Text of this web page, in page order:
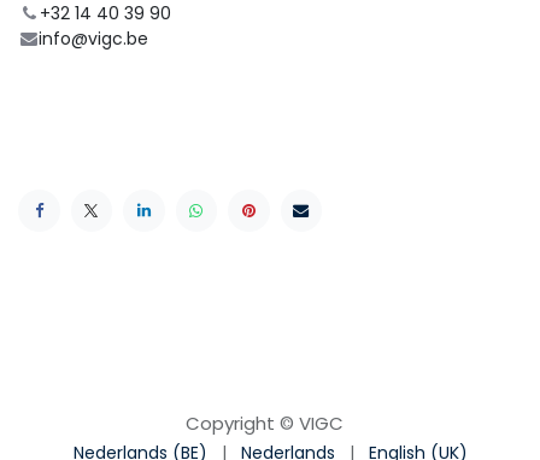
+32 14 40 39 90
info@vigc.be
Copyright © VIGC
Nederlands (BE) | Nederlands | English (UK)